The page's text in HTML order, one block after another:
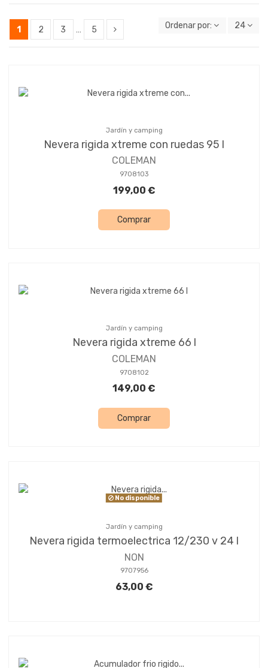
1 2 3 … 5 Ordenar por: 24
Jardín y camping
Nevera rigida xtreme con ruedas 95 l
COLEMAN
9708103
199,00 €
Comprar
Jardín y camping
Nevera rigida xtreme 66 l
COLEMAN
9708102
149,00 €
Comprar
No disponible
Jardín y camping
Nevera rigida termoelectrica 12/230 v 24 l
NON
9707956
63,00 €